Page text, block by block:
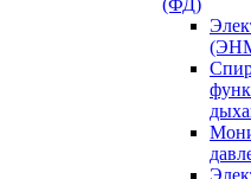
(ФД)